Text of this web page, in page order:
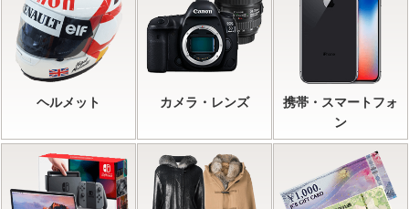
ヘルメット カメラ・レンズ
携帯・スマートフォ
ン